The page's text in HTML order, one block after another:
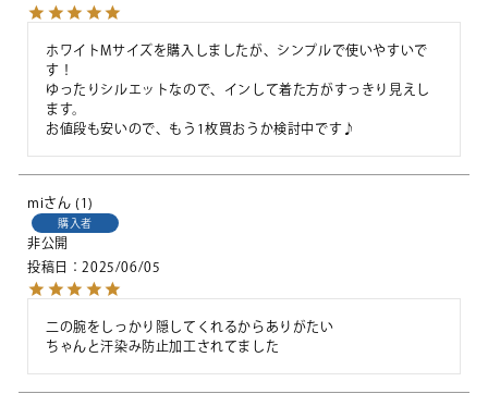
ホワイトMサイズを購入しましたが、シンプルで使いやすいで
す！
ゆったりシルエットなので、インして着た方がすっきり見えし
ます。
お値段も安いので、もう1枚買おうか検討中です♪
mi 1
購入者
非公開
投稿日
2025/06/05
二の腕をしっかり隠してくれるからありがたい
ちゃんと汗染み防止加工されてました